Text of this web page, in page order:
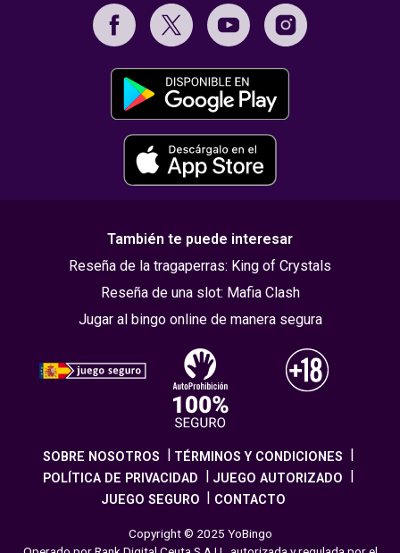
También te puede interesar
Reseña de la tragaperras: King of Crystals
Reseña de una slot: Mafia Clash
Jugar al bingo online de manera segura
SOBRE NOSOTROS
TÉRMINOS Y CONDICIONES
POLÍTICA DE PRIVACIDAD
JUEGO AUTORIZADO
JUEGO SEGURO
CONTACTO
Copyright © 2025 YoBingo